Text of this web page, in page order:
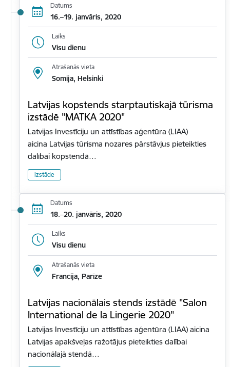
Datums
16.–19. janvāris, 2020
Laiks
Visu dienu
Atrašanās vieta
Somija, Helsinki
Latvijas kopstends starptautiskajā tūrisma
izstādē "MATKA 2020"
Latvijas Investīciju un attīstības aģentūra (LIAA)
aicina Latvijas tūrisma nozares pārstāvjus pieteikties
dalībai kopstendā…
Izstāde
Datums
18.–20. janvāris, 2020
Laiks
Visu dienu
Atrašanās vieta
Francija, Parīze
Latvijas nacionālais stends izstādē "Salon
International de la Lingerie 2020"
Latvijas Investīciju un attīstības aģentūra (LIAA) aicina
Latvijas apakšveļas ražotājus pieteikties dalībai
nacionālajā stendā…